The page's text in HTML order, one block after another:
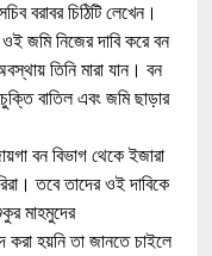
বরাবর চিঠিটি লেখেন।
জমি নিজের দাবি করে বন
তিনি মারা যান। বন
বাতিল এবং জমি ছাড়ার
বন বিভাগ থেকে ইজারা
তবে তাদের ওই দাবিকে
মাহমুদের
হয়নি তা জানতে চাইলে